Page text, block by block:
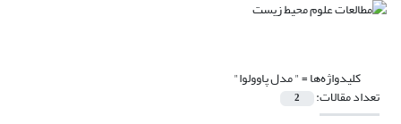
کلیدواژه‌ها =" مدل پاوولوا"
تعداد مقالات: 2